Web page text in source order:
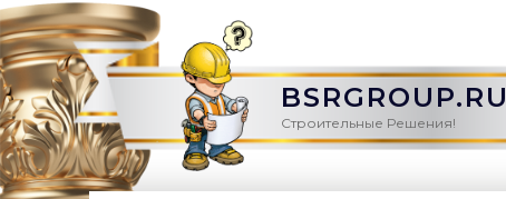
BSRGROUP.RU
Строительные Решения!